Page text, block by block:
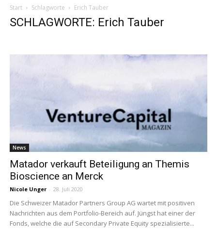
Start Schlagworte Erich Tauber
SCHLAGWORTE: Erich Tauber
News
Matador verkauft Beteiligung an Themis
Bioscience an Merck
Nicole Unger - 28. Juli 2020
Die Schweizer Matador Partners Group AG wartet mit positiven
Nachrichten aus dem Portfolio-Bereich auf. Jüngst hat einer der
Fonds, welche die auf Secondary Private Equity spezialisierte...